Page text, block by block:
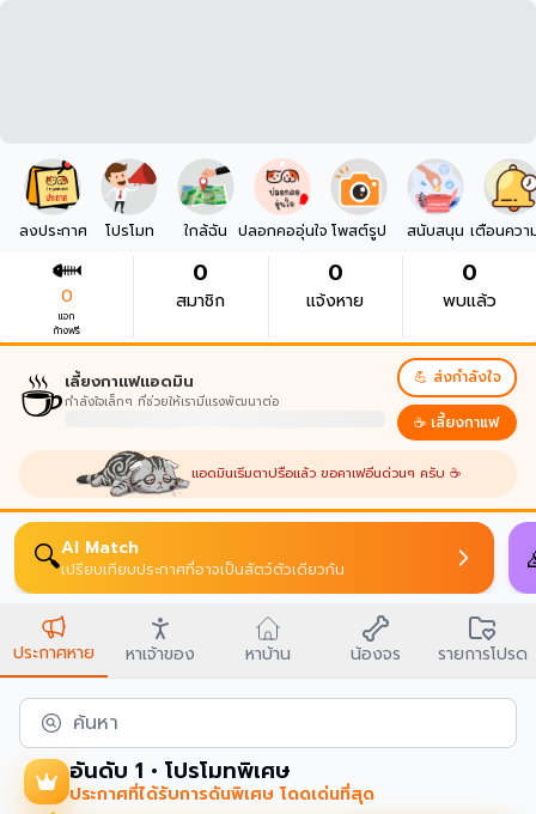
ลงประกาศ โปรโมท ใกล้ฉัน ปลอกคออุ่นใจ โพสต์รูป สนับสนุน เตือนควา
0
แจก
ก้างฟรี
0
สมาชิก
0
แจ้งหาย
0
พบแล้ว
☕เลี้ยงกาแฟแอดมิน
กำลังใจเล็กๆ ที่ช่วยให้เรามีแรงพัฒนาต่อ
💪 ส่งกำลังใจ
☕ เลี้ยงกาแฟ
แอดมินเริ่มตาปรือแล้ว ขอคาเฟอีนด่วนๆ ครับ ☕
🔍AI Match
เปรียบเทียบประกาศที่อาจเป็นสัตว์ตัวเดียวกัน
ประกาศหาย หาเจ้าของ หาบ้าน น้องจร รายการโปรด
ค้นหา
อันดับ 1 • โปรโมทพิเศษ
ประกาศที่ได้รับการดันพิเศษ โดดเด่นที่สุด